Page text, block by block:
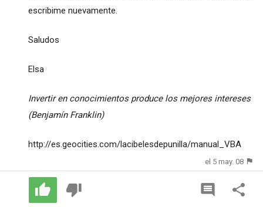
escribime nuevamente.
Saludos
Elsa
Invertir en conocimientos produce los mejores intereses
(Benjamín Franklin)
http://es.geocities.com/lacibelesdepunilla/manual_VBA
el 5 may. 08